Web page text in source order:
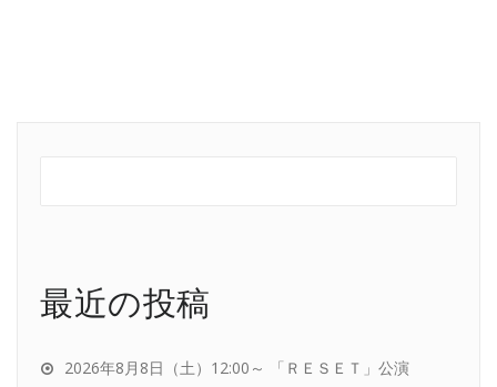
最近の投稿
2026年8月8日（土）12:00～ 「ＲＥＳＥＴ」公演